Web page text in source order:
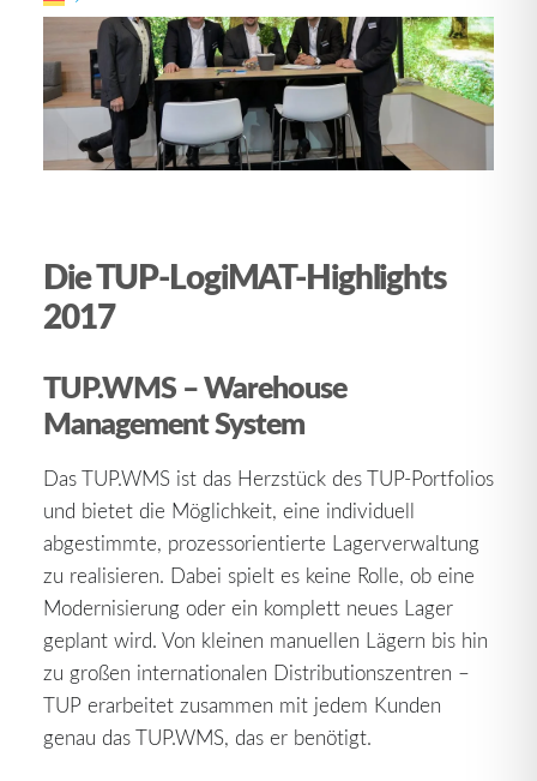
Die TUP-LogiMAT-Highlights
2017
TUP.WMS – Warehouse
Management System
Das TUP.WMS ist das Herzstück des TUP-Portfolios
und bietet die Möglichkeit, eine individuell
abgestimmte, prozessorientierte Lagerverwaltung
zu realisieren. Dabei spielt es keine Rolle, ob eine
Modernisierung oder ein komplett neues Lager
geplant wird. Von kleinen manuellen Lägern bis hin
zu großen internationalen Distributionszentren –
TUP erarbeitet zusammen mit jedem Kunden
genau das TUP.WMS, das er benötigt.